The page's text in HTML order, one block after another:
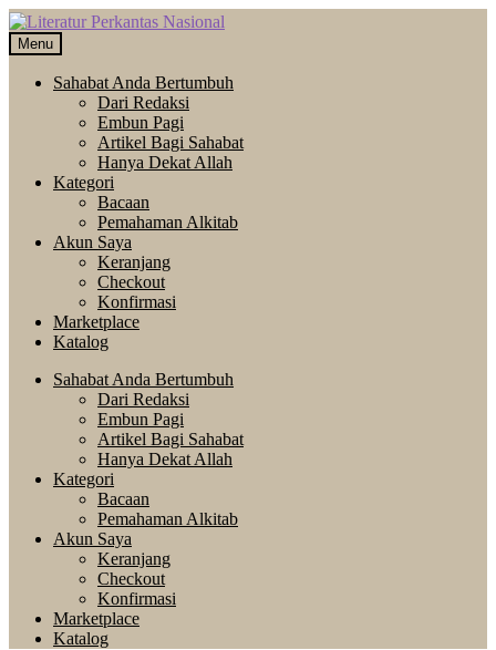
Skip
to
navigation
Langsung
ke
isi
Menu
Sahabat Anda Bertumbuh
Dari Redaksi
Embun Pagi
Artikel Bagi Sahabat
Hanya Dekat Allah
Kategori
Bacaan
Pemahaman Alkitab
Akun Saya
Keranjang
Checkout
Konfirmasi
Marketplace
Katalog
Sahabat Anda Bertumbuh
Dari Redaksi
Embun Pagi
Artikel Bagi Sahabat
Hanya Dekat Allah
Kategori
Bacaan
Pemahaman Alkitab
Akun Saya
Keranjang
Checkout
Konfirmasi
Marketplace
Katalog